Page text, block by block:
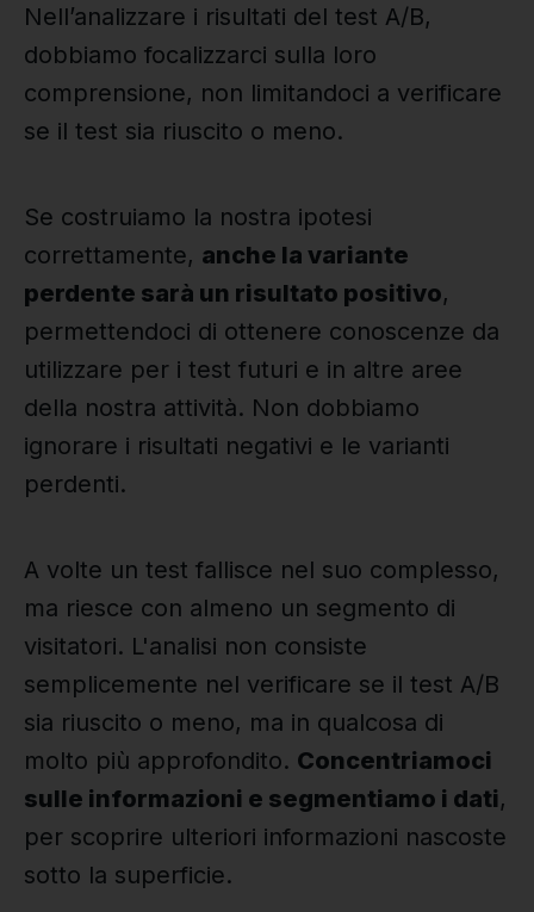
Nell’analizzare i risultati del test A/B,
dobbiamo focalizzarci sulla loro
comprensione, non limitandoci a verificare
se il test sia riuscito o meno.
Se costruiamo la nostra ipotesi
correttamente, anche la variante
perdente sarà un risultato positivo,
permettendoci di ottenere conoscenze da
utilizzare per i test futuri e in altre aree
della nostra attività. Non dobbiamo
ignorare i risultati negativi e le varianti
perdenti.
A volte un test fallisce nel suo complesso,
ma riesce con almeno un segmento di
visitatori. L'analisi non consiste
semplicemente nel verificare se il test A/B
sia riuscito o meno, ma in qualcosa di
molto più approfondito. Concentriamoci
sulle informazioni e segmentiamo i dati,
per scoprire ulteriori informazioni nascoste
sotto la superficie.